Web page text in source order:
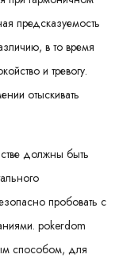
предсказуемость
в то время
и тревогу.
отыскивать
должны быть
пробовать с
pokerdom
способом, для